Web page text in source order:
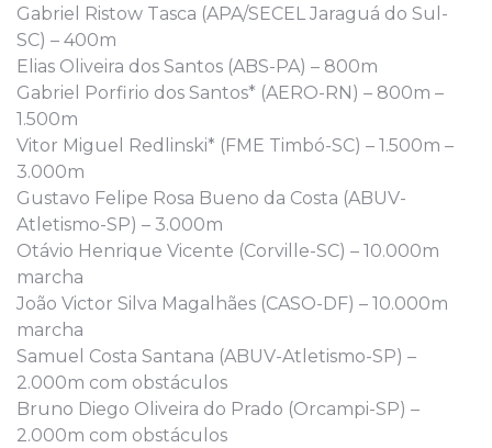
Gabriel Ristow Tasca (APA/SECEL Jaraguá do Sul-
SC) – 400m
Elias Oliveira dos Santos (ABS-PA) – 800m
Gabriel Porfirio dos Santos* (AERO-RN) – 800m –
1.500m
Vitor Miguel Redlinski* (FME Timbó-SC) – 1.500m –
3.000m
Gustavo Felipe Rosa Bueno da Costa (ABUV-
Atletismo-SP) – 3.000m
Otávio Henrique Vicente (Corville-SC) – 10.000m
marcha
João Victor Silva Magalhães (CASO-DF) – 10.000m
marcha
Samuel Costa Santana (ABUV-Atletismo-SP) –
2.000m com obstáculos
Bruno Diego Oliveira do Prado (Orcampi-SP) –
2.000m com obstáculos